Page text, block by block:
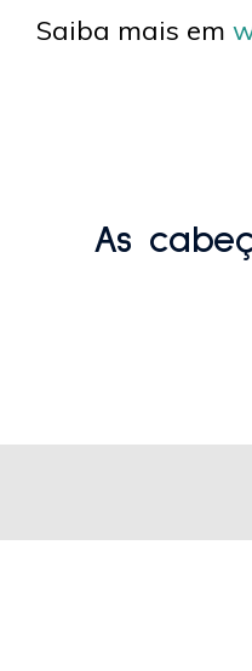
Saiba mais em
As